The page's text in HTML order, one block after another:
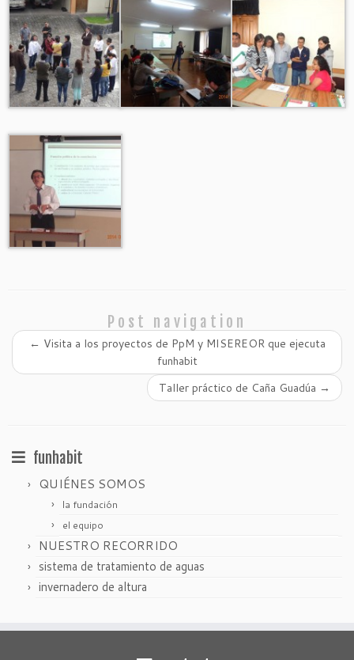
Post navigation
← Visita a los proyectos de PpM y MISEREOR que ejecuta
funhabit
Taller práctico de Caña Guadúa →
funhabit
QUIÉNES SOMOS
la fundación
el equipo
NUESTRO RECORRIDO
sistema de tratamiento de aguas
invernadero de altura